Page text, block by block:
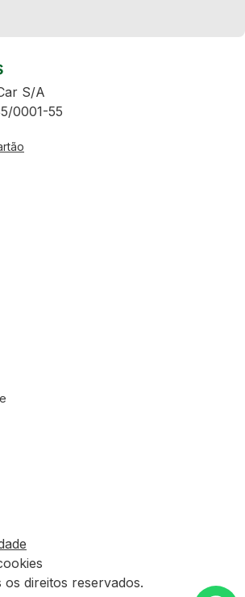
S/A
0001-55
direitos reservados.